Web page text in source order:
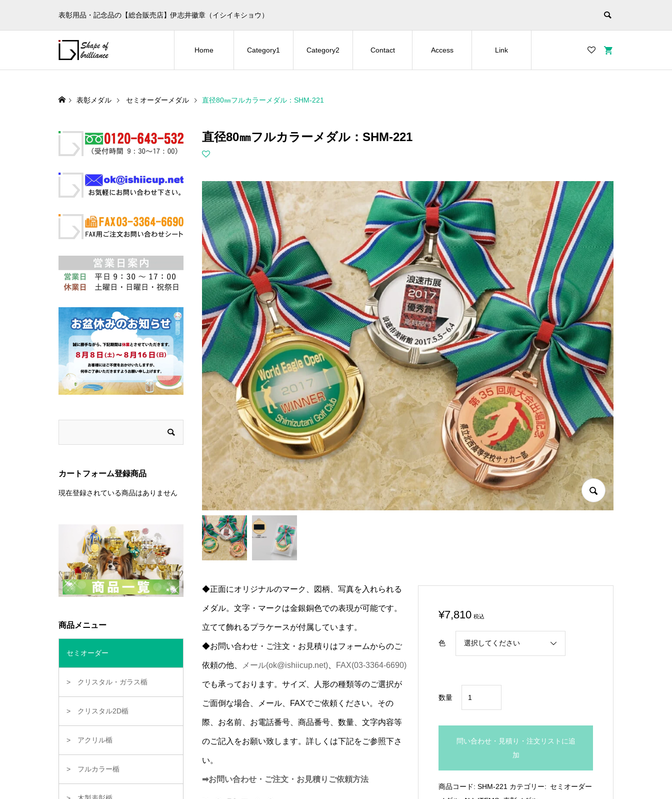
表彰用品・記念品の【総合販売店】伊志井徽章（イシイキショウ）
Home Category1 Category2 Contact Access Link
表彰メダル セミオーダーメダル 直径80㎜フルカラーメダル：SHM-221
直径80㎜フルカラーメダル：SHM-221
◆正面にオリジナルのマーク、図柄、写真を入れられる
メダル。文字・マークは金銀銅色での表現が可能です。
立てて飾れるプラケースが付属しています。
◆お問い合わせ・ご注文・お見積りはフォームからのご
依頼の他、 メール(ok@ishiicup.net) FAX(03-3364-6690)
でも承っております。サイズ、人形の種類等のご選択が
ご面倒な場合、メール、FAXでご依頼ください。その
際、お名前、お電話番号、商品番号、数量、文字内容等
のご記入をお願い致します。詳しくは下記をご参照下さ
い。
➡お問い合わせ・ご注文・お見積りご依頼方法
¥7,810 税込
色
数量
ラ
問い合わせ・見積り・注文リストに追
加
商品コード:SHM-221 カテゴリー: セミオーダー
カートフォーム登録商品
現在登録されている商品はありません
商品メニュー
セミオーダー
クリスタル・ガラス楯
クリスタル2D楯
アクリル楯
フルカラー楯